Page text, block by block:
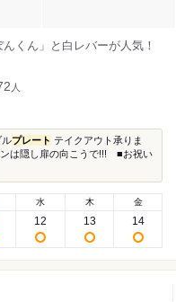
くん」と白レバーが人気！
人
プレート テイクアウト承りま
は隠し扉の向こうで!!! ■お祝い
水
12
木
13
金
14